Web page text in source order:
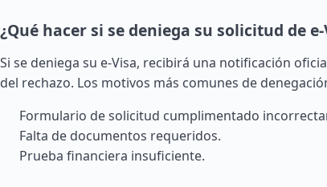
¿Qué hacer si se deniega su solicitud de e-
Si se deniega su e-Visa, recibirá una notificación
del rechazo. Los motivos más comunes de
Formulario de solicitud cumplimentado
Falta de documentos requeridos.
Prueba financiera insuficiente.